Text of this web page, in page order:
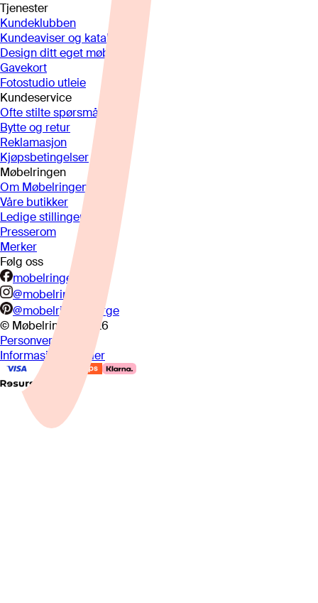
Tjenester
Kundeklubben
Kundeaviser og kataloger
Design ditt eget møbel
Gavekort
Fotostudio utleie
Kundeservice
Ofte stilte spørsmål
Bytte og retur
Reklamasjon
Kjøpsbetingelser
Møbelringen
Om Møbelringen
Våre butikker
Ledige stillinger
Presserom
Merker
Følg oss
mobelringen.no
@mobelringen
@mobelringennorge
© Møbelringen
2026
Personvern
Informasjonskapsler